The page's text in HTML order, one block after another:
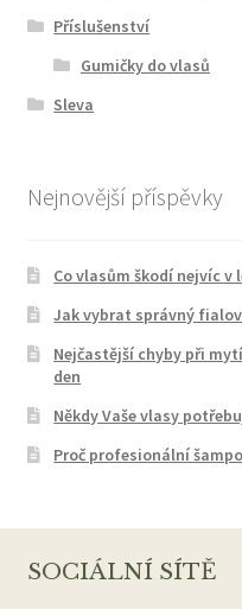
Příslušenství
Gumičky do vlasů
Sleva
Nejnovější příspěvky
Co vlasům škodí nejvíc v
Jak vybrat správný
Nejčastější chyby při
den
Někdy Vaše vlasy
Proč profesionální
SOCIÁLNÍ SÍTĚ